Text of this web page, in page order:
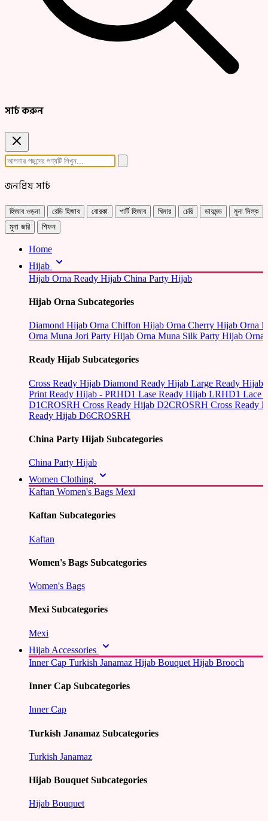
সার্চ করুন
জনপ্রিয় সার্চ
হিজাব ওড়না রেডি হিজাব বোরকা পার্টি হিজাব খিমার চেরি ডায়মন্ড
মুনা সিল্ক
মুনা জরি
শিফন
Home
Hijab
Hijab Orna Ready Hijab China Party Hijab
Hijab Orna Subcategories
Diamond Hijab Orna Chiffon Hijab Orna Cherry Hijab Orna
Orna Muna Jori Party Hijab Orna Muna Silk Party Hijab Orna
Ready Hijab Subcategories
Cross Ready Hijab Diamond Ready Hijab Large Ready Hijab
Print Ready Hijab - PRHD1 Lase Ready Hijab LRHD1 Lace
D1CROSRH Cross Ready Hijab D2CROSRH Cross Ready
Ready Hijab D6CROSRH
China Party Hijab Subcategories
China Party Hijab
Women Clothing
Kaftan Women's Bags Mexi
Kaftan Subcategories
Kaftan
Women's Bags Subcategories
Women's Bags
Mexi Subcategories
Mexi
Hijab Accessories
Inner Cap Turkish Janamaz Hijab Bouquet Hijab Brooch
Inner Cap Subcategories
Inner Cap
Turkish Janamaz Subcategories
Turkish Janamaz
Hijab Bouquet Subcategories
Hijab Bouquet